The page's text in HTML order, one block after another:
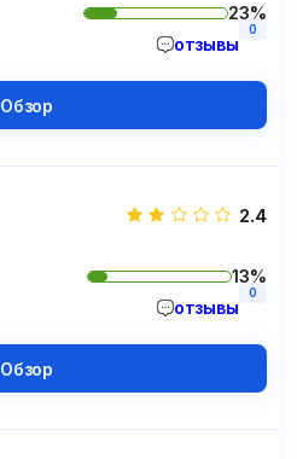
23%
отзывы
0
Обзор
2.4
13%
отзывы
0
Обзор